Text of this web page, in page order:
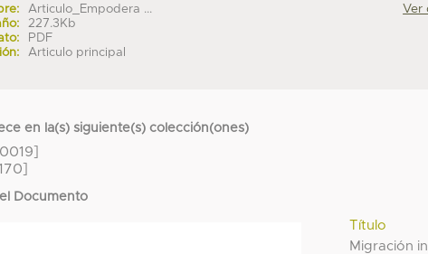
Articulo_Empodera ...
227.3Kb
PDF
Articulo principal
Ver
en la(s) siguiente(s) colección(ones)
Documento
Título
Migración